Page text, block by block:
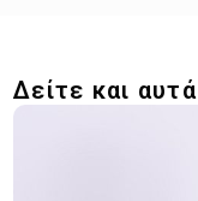
Δείτε και αυτά